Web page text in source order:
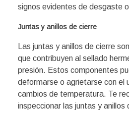
signos evidentes de desgaste
Juntas y anillos de cierre
Las juntas y anillos de cierre
que contribuyen al sellado
presión. Estos componentes
deformarse o agrietarse con el
cambios de temperatura. Te
inspeccionar las juntas y anillos